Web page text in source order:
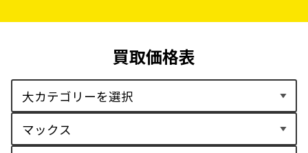
買取価格表